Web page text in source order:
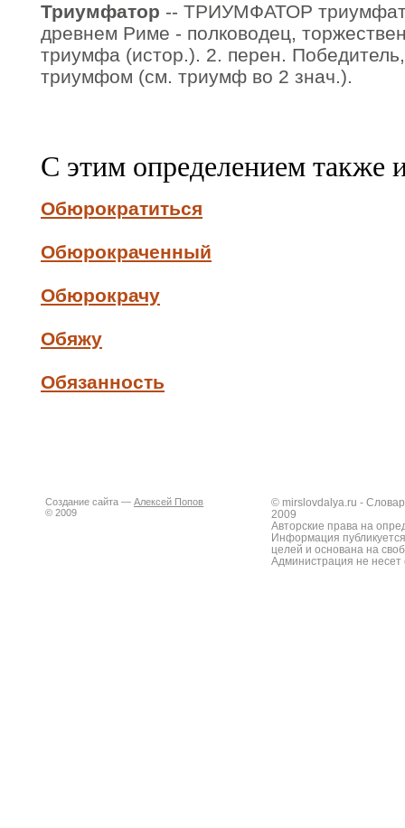
Триумфатор -- ТРИУМФАТОР
древнем Риме - полководец,
триумфа (истор.). 2. перен. Победитель,
триумфом (см. триумф во 2 знач.).
С этим определением также
Обюрократиться
Обюрокраченный
Обюрокрачу
Обяжу
Обязанность
Создание сайта — Алексей Попов
© 2009
© mirslovdalya.ru -
2009
Авторские права на
Информация
целей и основана на
Администрация не несет